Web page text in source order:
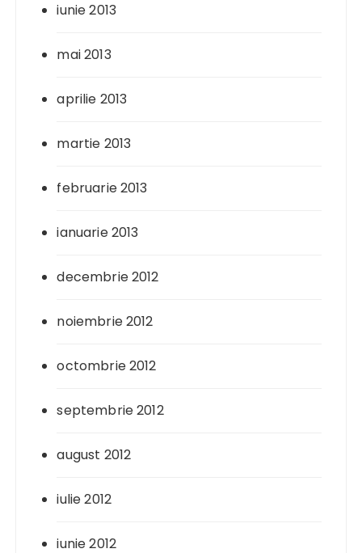
iunie 2013
mai 2013
aprilie 2013
martie 2013
februarie 2013
ianuarie 2013
decembrie 2012
noiembrie 2012
octombrie 2012
septembrie 2012
august 2012
iulie 2012
iunie 2012